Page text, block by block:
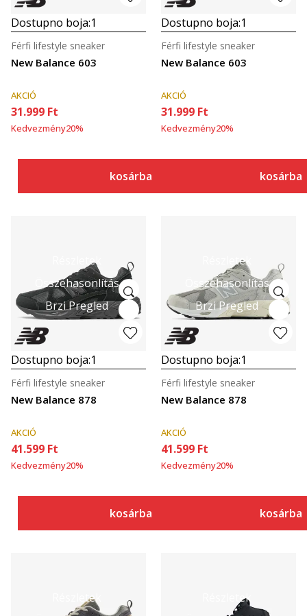
Dostupno boja:1
New Balance 603
Férfi lifestyle sneaker
AKCIÓ
31.999 Ft
Kedvezmény20%
kosárba
Dostupno boja:1
New Balance 603
Férfi lifestyle sneaker
AKCIÓ
31.999 Ft
Kedvezmény20%
kosárba
Részletek
Összehasonlítás
Brzi Pregled
Dostupno boja:1
New Balance 878
Férfi lifestyle sneaker
AKCIÓ
41.599 Ft
Kedvezmény20%
kosárba
Részletek
Összehasonlítás
Brzi Pregled
Dostupno boja:1
New Balance 878
Férfi lifestyle sneaker
AKCIÓ
41.599 Ft
Kedvezmény20%
kosárba
Részletek
Részletek